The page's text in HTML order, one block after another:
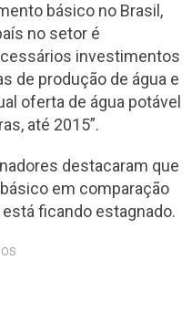
básico no Brasil,
no setor é
investimentos
de produção de água e
oferta de água potável
até 2015”.
destacaram que
em comparação
ficando estagnado.